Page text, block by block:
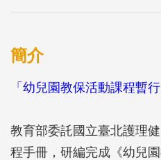
簡介
「幼兒園教保活動課程暫
教育部委託國立臺北護理
程手冊，研編完成《幼兒